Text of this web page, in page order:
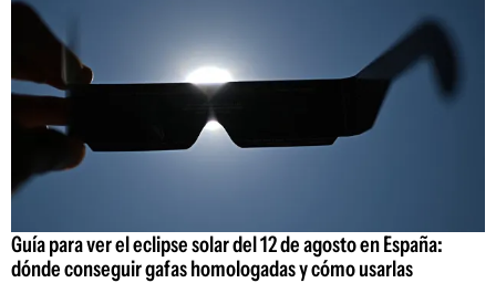
Guía para ver el eclipse solar del 12 de agosto en España:
dónde conseguir gafas homologadas y cómo usarlas